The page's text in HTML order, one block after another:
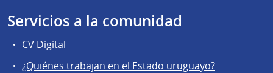
Servicios a la comunidad
CV Digital
¿Quiénes trabajan en el Estado uruguayo?